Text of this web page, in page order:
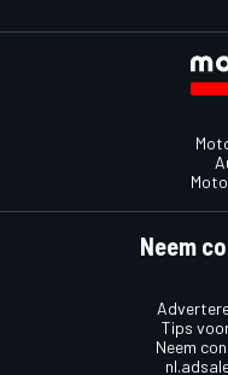
Neem
Tips
Neem